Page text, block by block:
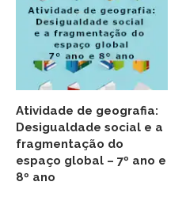
Atividade de geografia:
Desigualdade social e a
fragmentação do
espaço global – 7º ano e
8º ano